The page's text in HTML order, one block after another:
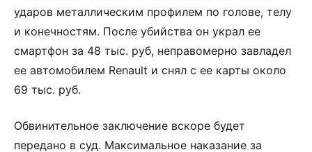
ударов металлическим профилем по голове, телу
и конечностям. После убийства он украл ее
смартфон за 48 тыс. руб, неправомерно завладел
ее автомобилем Renault и снял с ее карты около
69 тыс. руб.
Обвинительное заключение вскоре будет
передано в суд. Максимальное наказание за